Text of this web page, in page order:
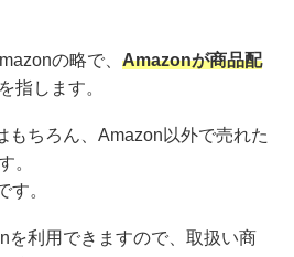
の略で、 Amazonが商品配
を指します。
もちろん、Amazon以外で売れた
。
す。
を利用できますので、取扱い商